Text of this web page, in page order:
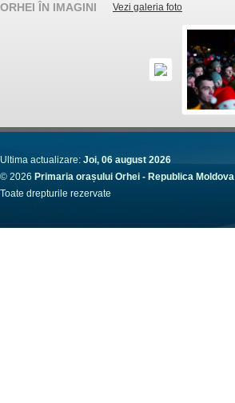
ORHEI ÎN IMAGINI Vezi galeria foto
Ultima actualizare: Joi, 06 august 2026
© 2026 Primaria orașului Orhei - Republica Moldova
Toate drepturile rezervate